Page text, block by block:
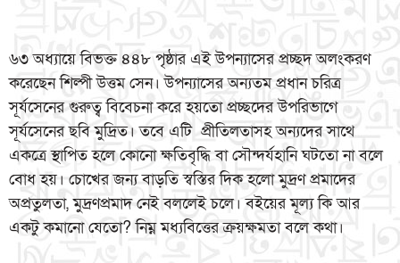
৬৩ অধ্যায়ে বিভক্ত ৪৪৮ পৃষ্ঠার এই উপন্যাসের প্রচ্ছদ অলংকরণ
করেছেন শিল্পী উত্তম সেন। উপন্যাসের অন্যতম প্রধান চরিত্র
সূর্যসেনের গুরুত্ব বিবেচনা করে হয়তো প্রচ্ছদের উপরিভাগে
সূর্যসেনের ছবি মুদ্রিত। তবে এটি প্রীতিলতাসহ অন্যদের সাথে
একত্রে স্থাপিত হলে কোনো ক্ষতিবৃদ্ধি বা সৌন্দর্যহানি ঘটতো না বলে
বোধ হয়। চোখের জন্য বাড়তি স্বস্তির দিক হলো মুদ্রণ প্রমাদের
অপ্রতুলতা, মুদ্রণপ্রমাদ নেই বললেই চলে। বইয়ের মূল্য কি আর
একটু কমানো যেতো? নিম্ন মধ্যবিত্তের ক্রয়ক্ষমতা বলে কথা।